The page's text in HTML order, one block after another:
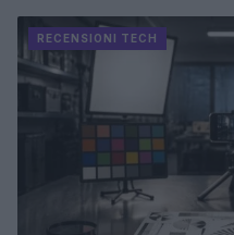
RECENSIONI TECH